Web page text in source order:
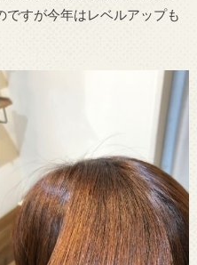
ですが今年はレベルアップも